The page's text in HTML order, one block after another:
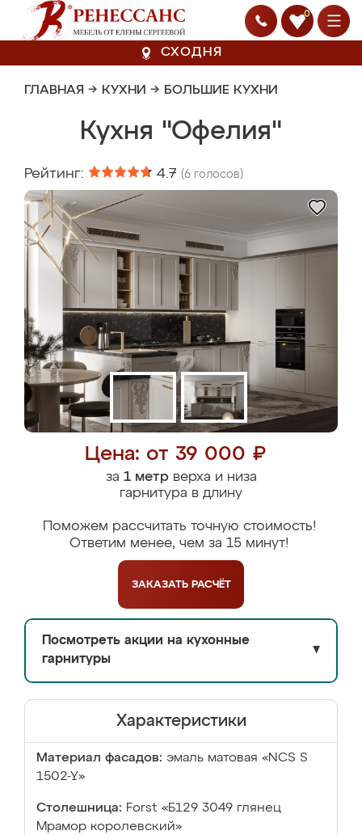
0
СХОДНЯ
ГЛАВНАЯ → КУХНИ → БОЛЬШИЕ КУХНИ
Кухня "Офелия"
Рейтинг: 4.7 (6 голосов)
Цена: от 39 000 ₽
за 1 метрверха и низа
гарнитура в длину
Поможем рассчитать точную стоимость!
Ответим менее, чем за 15 минут!
ЗАКАЗАТЬ РАСЧЁТ
Посмотреть акции на кухонные
гарнитуры
▼
Характеристики
Материал фасадов: эмаль матовая «NCS S
1502-Y»
Столешница: Forst «Б129 3049 глянец
Мрамор королевский»